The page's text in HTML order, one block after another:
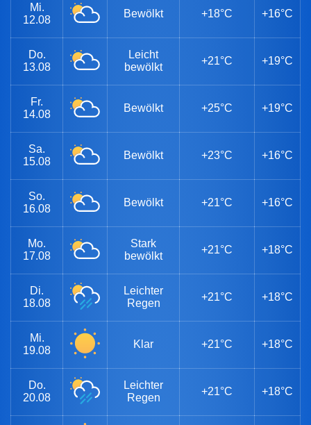
Mi.
12.08
Bewölkt +18°C +16°C
Do.
13.08
Leicht
bewölkt
+21°C +19°C
Fr.
14.08
Bewölkt +25°C +19°C
Sa.
15.08
Bewölkt +23°C +16°C
So.
16.08
Bewölkt +21°C +16°C
Mo.
17.08
Stark
bewölkt
+21°C +18°C
Di.
18.08
Leichter
Regen
+21°C +18°C
Mi.
19.08
Klar +21°C +18°C
Do.
20.08
Leichter
Regen
+21°C +18°C